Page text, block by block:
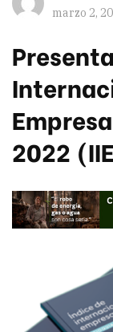
marzo 2,
2022